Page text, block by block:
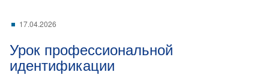
17.04.2026
Урок профессиональной
идентификации